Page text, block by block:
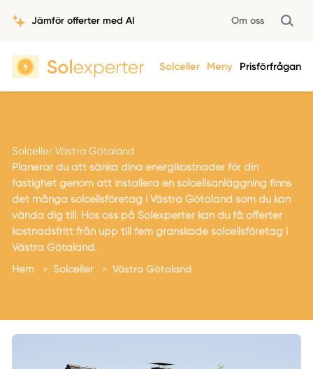
Jämför offerter med AI Om oss
Solceller Meny Prisförfrågan
Solceller Västra Götaland
Planerar du att sänka dina energikostnader för din
fastighet genom att installera en solcellsanläggning finns
det många solcellsföretag i Västra Götaland som du kan
vända dig till. Hos oss på Solexperter kan du få offerter
kostnadsfritt från upp till fem granskade solcellsföretag i
Västra Götaland.
Hem
» Solceller » Västra Götaland